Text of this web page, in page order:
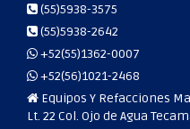
(55)5938-3575
(55)5938-2642
+52(55)1362-0007
+52(56)1021-2468
Equipos Y Refacciones
Lt. 22 Col. Ojo de Agua